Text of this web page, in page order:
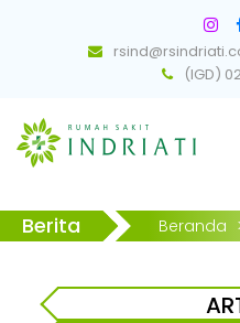
(IGD)
Berita Beranda